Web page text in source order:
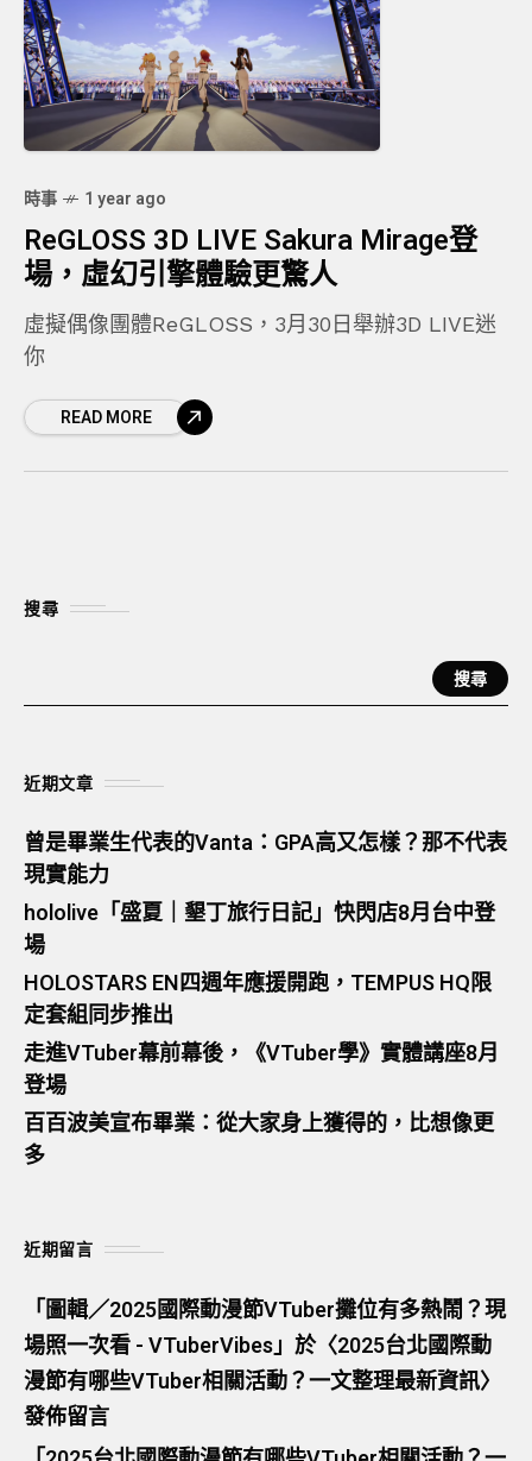
時事 1 year ago
ReGLOSS 3D LIVE Sakura Mirage登
場，虛幻引擎體驗更驚人
虛擬偶像團體ReGLOSS，3月30日舉辦3D LIVE迷
你
READ MORE
搜尋
搜尋
近期文章
曾是畢業生代表的Vanta：GPA高又怎樣？那不代表
現實能力
hololive「盛夏｜墾丁旅行日記」快閃店8月台中登
場
HOLOSTARS EN四週年應援開跑，TEMPUS HQ限
定套組同步推出
走進VTuber幕前幕後，《VTuber學》實體講座8月
登場
百百波美宣布畢業：從大家身上獲得的，比想像更
多
近期留言
「圖輯／2025國際動漫節VTuber攤位有多熱鬧？現
場照一次看 - VTuberVibes」於〈2025台北國際動
漫節有哪些VTuber相關活動？一文整理最新資訊〉
發佈留言